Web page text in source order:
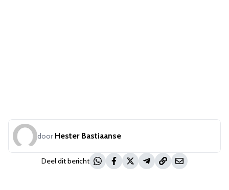
door Hester Bastiaanse
Deel dit bericht